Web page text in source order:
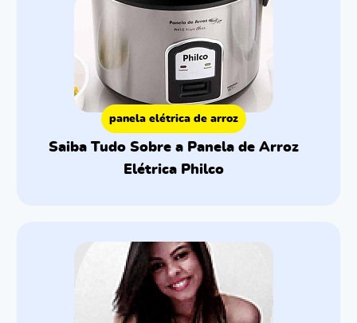
panela elétrica de arroz
Saiba Tudo Sobre a Panela de Arroz
Elétrica Philco